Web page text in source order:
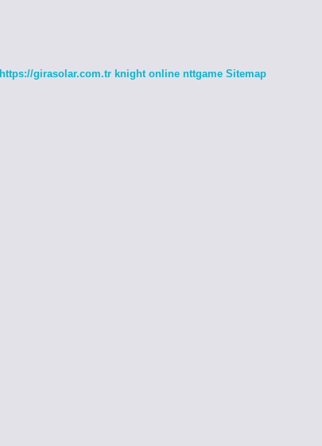
https://girasolar.com.tr knight online nttgame Sitemap